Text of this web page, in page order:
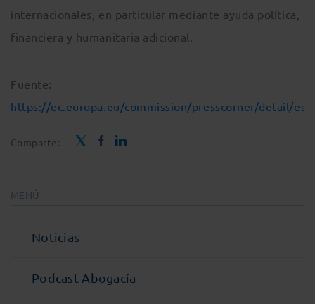
internacionales, en particular mediante ayuda política,
financiera y humanitaria adicional.
Fuente:
https://ec.europa.eu/commission/presscorner/detail/es/
Comparte:
MENÚ
Noticias
Podcast Abogacía